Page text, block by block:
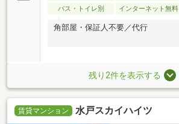
バス・トイレ別
インターネット無料
角部屋・保証人不要／代行
残り2件を表示する
賃貸マンション 水戸スカイハイツ